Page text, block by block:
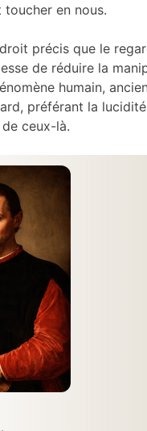
en nous.
précis que le
de réduire la
humain,
préférant la
ceux-là.